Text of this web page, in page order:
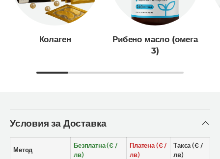
Колаген
Рибено масло (омега
3)
Условия за Доставка
Метод
Безплатна (€ /
лв)
Платена (€ /
лв)
Такса (€ /
лв)